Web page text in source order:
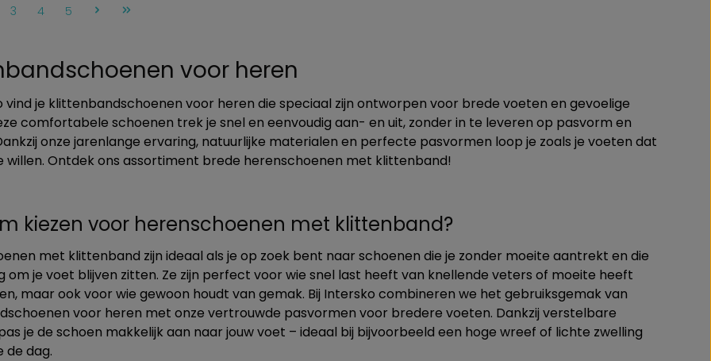
Pagina
3 Pagina
4 Pagina
5
voor heren
vind je klittenbandschoenen voor heren die speciaal zijn ontworpen voor brede voeten en gevoelige
comfortabele schoenen trek je snel en eenvoudig aan- en uit, zonder in te leveren op pasvorm en
onze jarenlange ervaring, natuurlijke materialen en perfecte pasvormen loop je zoals je voeten dat
willen. Ontdek ons assortiment brede herenschoenen met klittenband!
kiezen voor herenschoenen met klittenband?
met klittenband zijn ideaal als je op zoek bent naar schoenen die je zonder moeite aantrekt en die
om je voet blijven zitten. Ze zijn perfect voor wie snel last heeft van knellende veters of moeite heeft
maar ook voor wie gewoon houdt van gemak. Bij Intersko combineren we het gebruiksgemak van
voor heren met onze vertrouwde pasvormen voor bredere voeten. Dankzij verstelbare
je de schoen makkelijk aan naar jouw voet – ideaal bij bijvoorbeeld een hoge wreef of lichte zwelling
de dag.